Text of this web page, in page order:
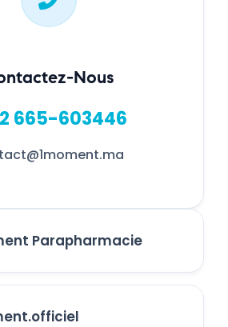
Nous
665-603446
Parapharmacie